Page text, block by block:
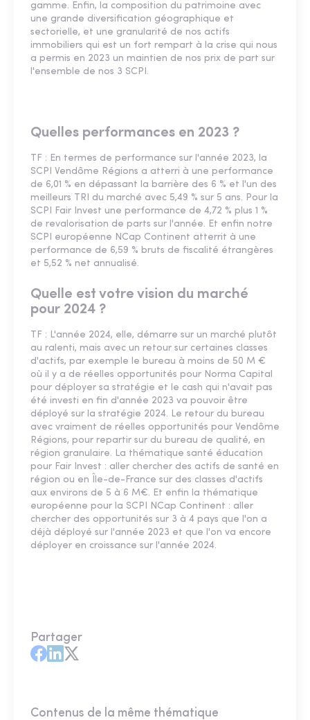
gamme. Enfin, la composition du patrimoine avec
une grande diversification géographique et
sectorielle, et une granularité de nos actifs
immobiliers qui est un fort rempart à la crise qui nous
a permis en 2023 un maintien de nos prix de part sur
l'ensemble de nos 3 SCPI.
Quelles performances en 2023 ?
TF : En termes de performance sur l'année 2023, la
SCPI Vendôme Régions a atterri à une performance
de 6,01 % en dépassant la barrière des 6 % et l'un des
meilleurs TRI du marché avec 5,49 % sur 5 ans. Pour la
SCPI Fair Invest une performance de 4,72 % plus 1 %
de revalorisation de parts sur l'année. Et enfin notre
SCPI européenne NCap Continent atterrit à une
performance de 6,59 % bruts de fiscalité étrangères
et 5,52 % net annualisé.
Quelle est votre vision du marché
pour 2024 ?
TF : L'année 2024, elle, démarre sur un marché plutôt
au ralenti, mais avec un retour sur certaines classes
d'actifs, par exemple le bureau à moins de 50 M €
où il y a de réelles opportunités pour Norma Capital
pour déployer sa stratégie et le cash qui n'avait pas
été investi en fin d'année 2023 va pouvoir être
déployé sur la stratégie 2024. Le retour du bureau
avec vraiment de réelles opportunités pour Vendôme
Régions, pour repartir sur du bureau de qualité, en
région granulaire. La thématique santé éducation
pour Fair Invest : aller chercher des actifs de santé en
région ou en Île-de-France sur des classes d'actifs
aux environs de 5 à 6 M€. Et enfin la thématique
européenne pour la SCPI NCap Continent : aller
chercher des opportunités sur 3 à 4 pays que l'on a
déjà déployé sur l'année 2023 et que l'on va encore
déployer en croissance sur l'année 2024.
Partager
Contenus de la même thématique